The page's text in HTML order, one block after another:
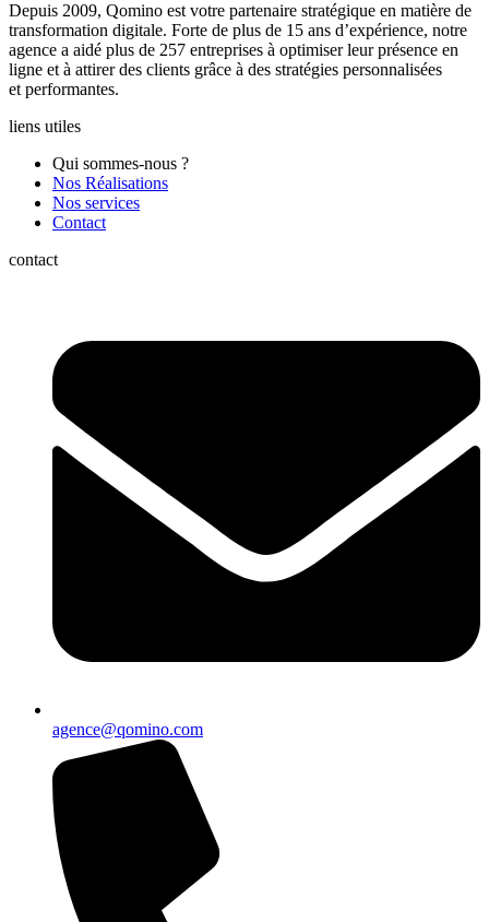
Depuis 2009, Qomino est votre partenaire stratégique en matière de
transformation digitale. Forte de plus de 15 ans d’expérience, notre
agence a aidé plus de 257 entreprises à optimiser leur présence en
ligne et à attirer des clients grâce à des stratégies personnalisées
et performantes.
liens utiles
Qui sommes-nous ?
Nos Réalisations
Nos services
Contact
contact
agence@qomino.com